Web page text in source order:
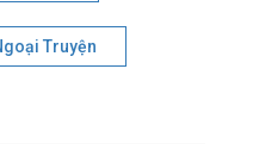
Truyện